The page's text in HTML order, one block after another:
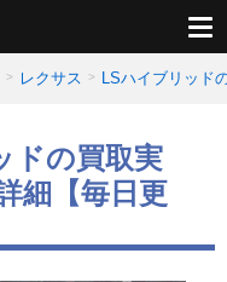
レクサス LSハイブリッド
ドの買取実
細【毎日更